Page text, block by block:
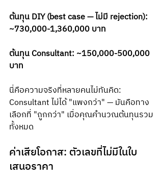
ต้นทุน DIY (best case — ไม่มี rejection):
~730,000-1,360,000 บาท
ต้นทุน Consultant: ~150,000-500,000
บาท
นี่คือความจริงที่หลายคนไม่ทันคิด:
Consultant ไม่ได้ "แพงกว่า" — มันคือทาง
เลือกที่ "ถูกกว่า" เมื่อคุณคำนวณต้นทุนรวม
ทั้งหมด
ค่าเสียโอกาส: ตัวเลขที่ไม่มีในใบ
เสนอราคา